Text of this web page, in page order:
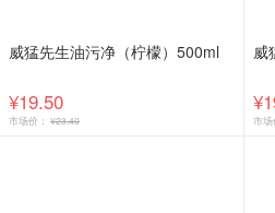
威猛先生油污净（柠檬）500ml
¥19.50
市场价： ¥23.40
威
市场